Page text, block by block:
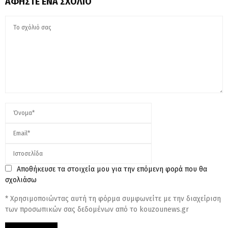
Αποθήκευσε τα στοιχεία μου για την επόμενη φορά που θα
σχολιάσω
* Χρησιμοποιώντας αυτή τη φόρμα συμφωνείτε με την διαχείριση
των προσωπικών σας δεδομένων από το kouzounews.gr